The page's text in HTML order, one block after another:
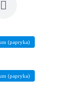
(papryka)
(papryka)